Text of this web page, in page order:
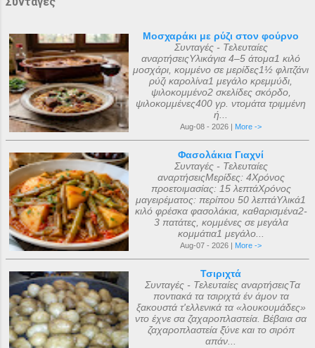
Μοσχαράκι με ρύζι στον φούρνο
Συνταγές - Τελευταίες
αναρτήσειςΥλικάγια 4–5 άτομα1 κιλό
μοσχάρι, κομμένο σε μερίδες1½ φλιτζάνι
ρύζι καρολίνα1 μεγάλο κρεμμύδι,
ψιλοκομμένο2 σκελίδες σκόρδο,
ψιλοκομμένες400 γρ. ντομάτα τριμμένη
ή...
Aug-08 - 2026 | More ->
Φασολάκια Γιαχνί
Συνταγές - Τελευταίες
αναρτήσειςΜερίδες: 4Χρόνος
προετοιμασίας: 15 λεπτάΧρόνος
μαγειρέματος: περίπου 50 λεπτάΥλικά1
κιλό φρέσκα φασολάκια, καθαρισμένα2-
3 πατάτες, κομμένες σε μεγάλα
κομμάτια1 μεγάλο...
Aug-07 - 2026 | More ->
Τσιριχτά
Συνταγές - Τελευταίες αναρτήσειςΤα
ποντιακά τα τσιριχτά έν άμον τα
ξακουστά τ'ελλενικά τα «λουκουμάδες»
ντο έχνε σα ζαχαροπλαστεία. Βέβαια σα
ζαχαροπλαστεία ξ̌ύνε και το σιρόπ
απάν...